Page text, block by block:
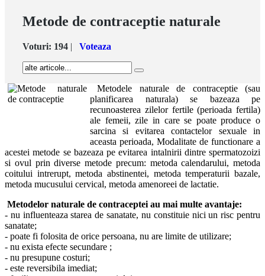
Metode de contraceptie naturale
Voturi: 194 | Voteaza
Metodele naturale de contraceptie (sau
planificarea naturala) se bazeaza pe
recunoasterea zilelor fertile (perioada fertila)
ale femeii, zile in care se poate produce o
sarcina si evitarea contactelor sexuale in
aceasta perioada, Modalitate de functionare a
acestei metode se bazeaza pe evitarea intalnirii dintre spermatozoizi
si ovul prin diverse metode precum: metoda calendarului, metoda
coitului intrerupt, metoda abstinentei, metoda temperaturii bazale,
metoda mucusului cervical, metoda amenoreei de lactatie.
Metodelor naturale de contraceptei au mai multe avantaje:
- nu influenteaza starea de sanatate, nu constituie nici un risc pentru
sanatate;
- poate fi folosita de orice persoana, nu are limite de utilizare;
- nu exista efecte secundare ;
- nu presupune costuri;
- este reversibila imediat;